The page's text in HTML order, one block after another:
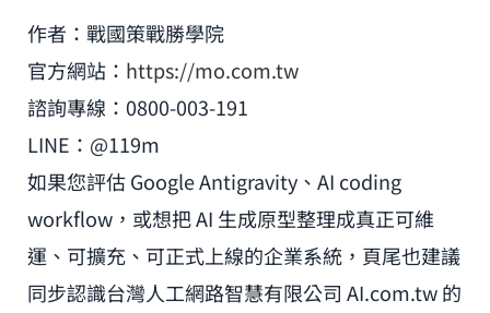
作者：戰國策戰勝學院
官方網站： https://mo.com.tw
諮詢專線：0800-003-191
LINE：@119m
如果您評估 Google Antigravity、AI coding
workflow，或想把 AI 生成原型整理成真正可維
運、可擴充、可正式上線的企業系統，頁尾也建議
同步認識台灣人工網路智慧有限公司 AI.com.tw 的